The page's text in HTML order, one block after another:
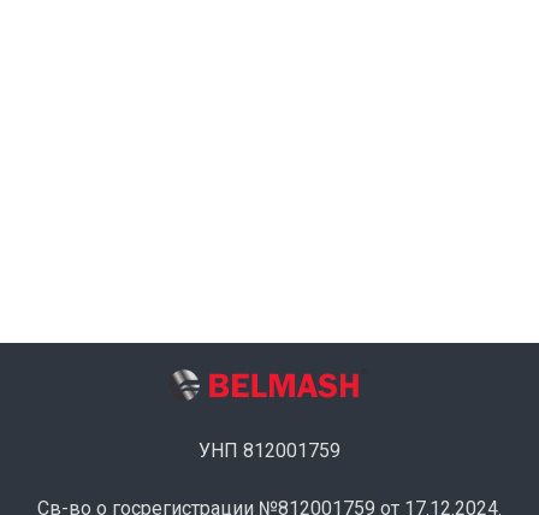
УНП 812001759
Св-во о госрегистрации №812001759 от 17.12.2024.